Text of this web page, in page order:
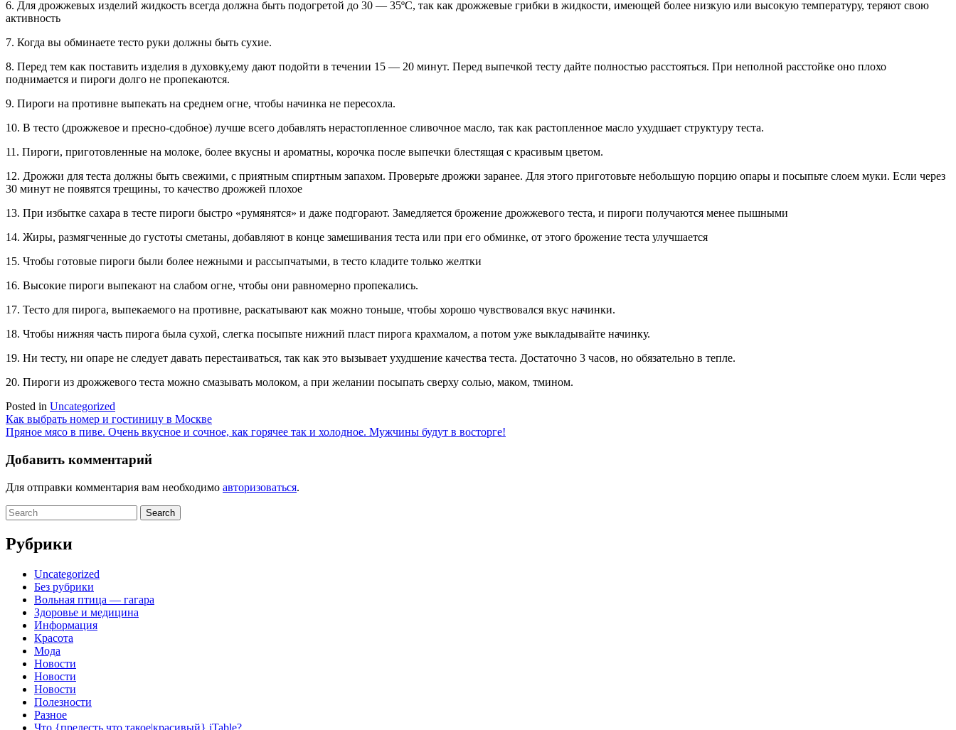
6. Для дрожжевых изделий жидкость всегда должна быть подогретой до 30 — 35ºС, так как дрожжевые грибки в жидкости, имеющей более низкую или высокую температуру, теряют свою
активность
7. Когда вы обминаете тесто руки должны быть сухие.
8. Перед тем как поставить изделия в духовку,ему дают подойти в течении 15 — 20 минут. Перед выпечкой тесту дайте полностью расстояться. При неполной расстойке оно плохо
поднимается и пироги долго не пропекаются.
9. Пироги на противне выпекать на среднем огне, чтобы начинка не пересохла.
10. В тесто (дрожжевое и пресно-сдобное) лучше всего добавлять нерастопленное сливочное масло, так как растопленное масло ухудшает структуру теста.
11. Пироги, приготовленные на молоке, более вкусны и ароматны, корочка после выпечки блестящая с красивым цветом.
12. Дрожжи для теста должны быть свежими, с приятным спиртным запахом. Проверьте дрожжи заранее. Для этого приготовьте небольшую порцию опары и посыпьте слоем муки. Если через
30 минут не появятся трещины, то качество дрожжей плохое
13. При избытке сахара в тесте пироги быстро «румянятся» и даже подгорают. Замедляется брожение дрожжевого теста, и пироги получаются менее пышными
14. Жиры, размягченные до густоты сметаны, добавляют в конце замешивания теста или при его обминке, от этого брожение теста улучшается
15. Чтобы готовые пироги были более нежными и рассыпчатыми, в тесто кладите только желтки
16. Высокие пироги выпекают на слабом огне, чтобы они равномерно пропекались.
17. Тесто для пирога, выпекаемого на противне, раскатывают как можно тоньше, чтобы хорошо чувствовался вкус начинки.
18. Чтобы нижняя часть пирога была сухой, слегка посыпьте нижний пласт пирога крахмалом, а потом уже выкладывайте начинку.
19. Ни тесту, ни опаре не следует давать перестаиваться, так как это вызывает ухудшение качества теста. Достаточно 3 часов, но обязательно в тепле.
20. Пироги из дрожжевого теста можно смазывать молоком, а при желании посыпать сверху солью, маком, тмином.
Posted in Uncategorized
Навигация
по
записям
Как выбрать номер и гостиницу в Москве
Пряное мясо в пиве. Очень вкусное и сочное, как горячее так и холодное. Мужчины будут в восторге!
Добавить комментарий
Для отправки комментария вам необходимо авторизоваться.
Search
for:
Рубрики
Uncategorized
Без рубрики
Вольная птица — гагара
Здоровье и медицина
Информация
Красота
Мода
Новости
Новости
Новости
Полезности
Разное
Что {прелесть что такое|красивый} iTable?